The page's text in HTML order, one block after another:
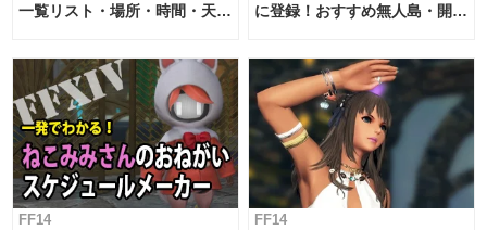
一覧リスト・場所・時間・天
に登録！おすすめ無人島・開拓
対応 / 毎週更新中】
FF14 FF14